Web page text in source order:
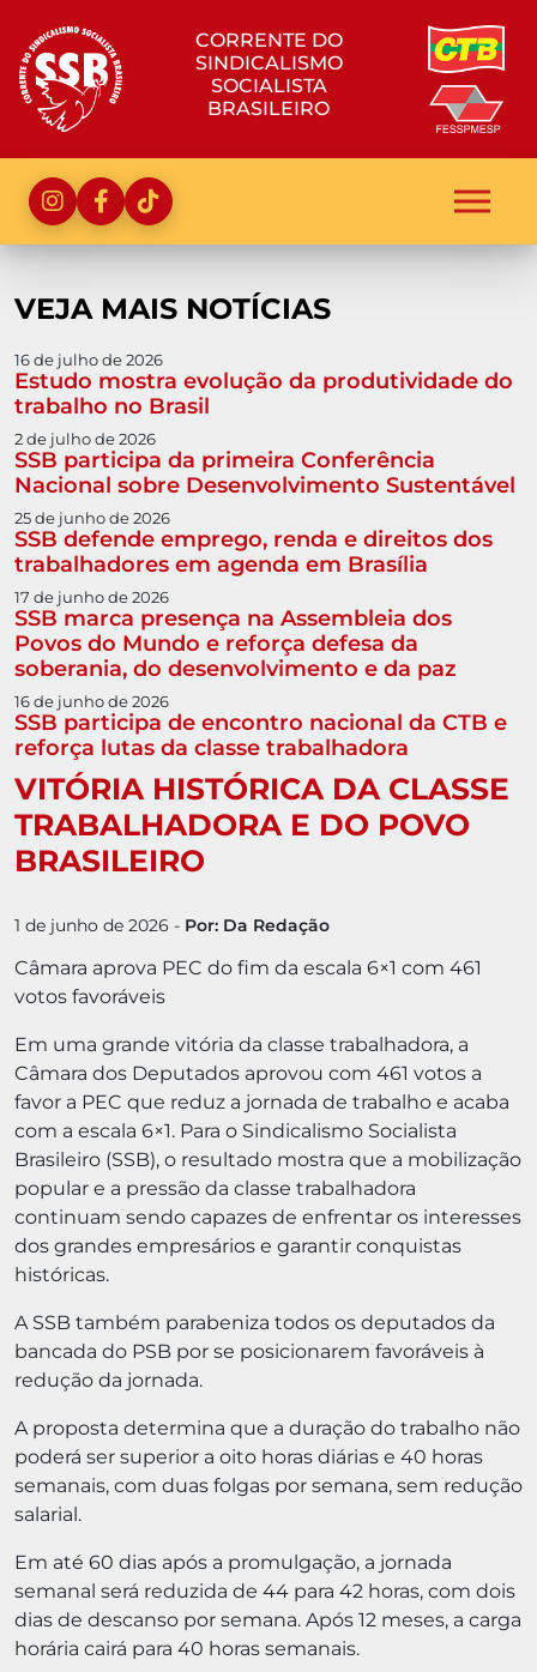
CORRENTE DO
SINDICALISMO
SOCIALISTA
BRASILEIRO
VITÓRIA HISTÓRICA DA CLASSE
TRABALHADORA E DO POVO
BRASILEIRO
1 de junho de 2026 - Por: Da Redação
Câmara aprova PEC do fim da escala 6×1 com 461
votos favoráveis
Em uma grande vitória da classe trabalhadora, a
Câmara dos Deputados aprovou com 461 votos a
favor a PEC que reduz a jornada de trabalho e acaba
com a escala 6×1. Para o Sindicalismo Socialista
Brasileiro (SSB), o resultado mostra que a mobilização
popular e a pressão da classe trabalhadora
continuam sendo capazes de enfrentar os interesses
dos grandes empresários e garantir conquistas
históricas.
A SSB também parabeniza todos os deputados da
bancada do PSB por se posicionarem favoráveis à
redução da jornada.
A proposta determina que a duração do trabalho não
poderá ser superior a oito horas diárias e 40 horas
semanais, com duas folgas por semana, sem redução
salarial.
Em até 60 dias após a promulgação, a jornada
semanal será reduzida de 44 para 42 horas, com dois
dias de descanso por semana. Após 12 meses, a carga
horária cairá para 40 horas semanais.
VEJA MAIS NOTÍCIAS
16 de julho de 2026
Estudo mostra evolução da produtividade do
trabalho no Brasil
2 de julho de 2026
SSB participa da primeira Conferência
Nacional sobre Desenvolvimento Sustentável
25 de junho de 2026
SSB defende emprego, renda e direitos dos
trabalhadores em agenda em Brasília
17 de junho de 2026
SSB marca presença na Assembleia dos
Povos do Mundo e reforça defesa da
soberania, do desenvolvimento e da paz
16 de junho de 2026
SSB participa de encontro nacional da CTB e
reforça lutas da classe trabalhadora